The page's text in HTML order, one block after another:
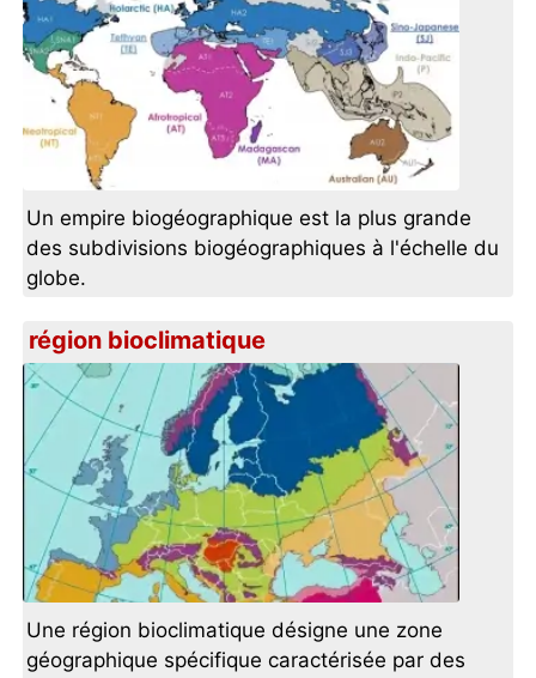
Un empire biogéographique est la plus grande
des subdivisions biogéographiques à l'échelle du
globe.
région bioclimatique
Une région bioclimatique désigne une zone
géographique spécifique caractérisée par des